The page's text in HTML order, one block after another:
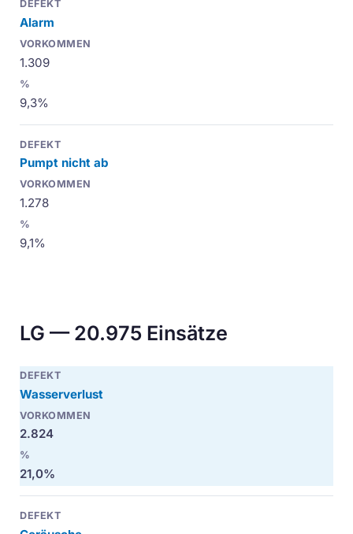
Alarm
1.309
9,3%
Pumpt nicht ab
1.278
9,1%
LG — 20.975 Einsätze
Wasserverlust
2.824
21,0%